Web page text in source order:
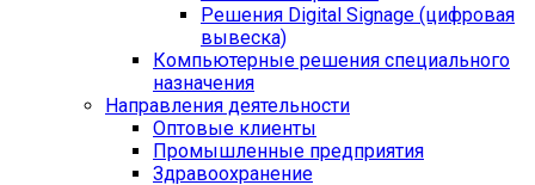
Решения Digital Signage (цифровая
вывеска)
Компьютерные решения специального
назначения
Направления деятельности
Оптовые клиенты
Промышленные предприятия
Здравоохранение